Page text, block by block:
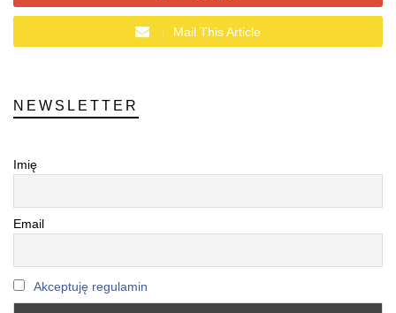
Mail This Article
NEWSLETTER
Imię
Email
Akceptuję regulamin